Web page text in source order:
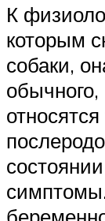
К
которым
собаки,